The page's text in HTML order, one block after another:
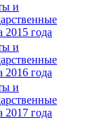
и
2015 года
и
2016 года
и
2017 года